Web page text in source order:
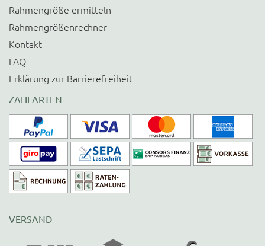
Rahmengröße ermitteln
Rahmengrößenrechner
Kontakt
FAQ
Erklärung zur Barrierefreiheit
ZAHLARTEN
VERSAND